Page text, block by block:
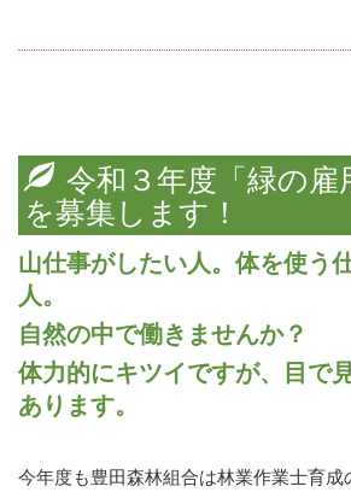
令和３年度「緑の雇
を募集します！
山仕事がしたい人。体を使う
人。
自然の中で働きませんか？
体力的にキツイですが、目で
あります。
今年度も豊田森林組合は林業作業士育成